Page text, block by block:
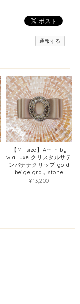
通報する
【M- size】Amin by
w.a luxe クリスタルサテ
ンバナナクリップ gold
beige gray stone
¥13,200